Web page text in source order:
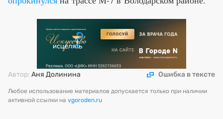
Автор: Аня Долинина Ошибка в тексте
Любое использование материалов допускается только при наличии
активной ссылки на vgoroden.ru